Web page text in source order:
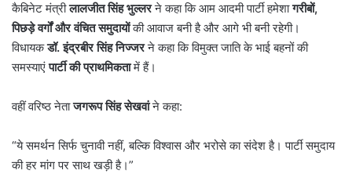
कैबिनेट मंत्रीलालजीत सिंह भुल्लरने कहा कि आम आदमी पार्टी हमेशागरीबों,
पिछड़े वर्गों और वंचित समुदायोंकी आवाज बनी है और आगे भी बनी रहेगी।
विधायकडॉ. इंद्रबीर सिंह निज्जरने कहा कि विमुक्त जाति के भाई बहनों की
समस्याएंपार्टी की प्राथमिकतामें हैं।
वहीं वरिष्ठ नेताजगरूप सिंह सेखवांने कहा:
“ये समर्थन सिर्फ चुनावी नहीं, बल्कि विश्वास और भरोसे का संदेश है। पार्टी समुदाय
की हर मांग पर साथ खड़ी है।”